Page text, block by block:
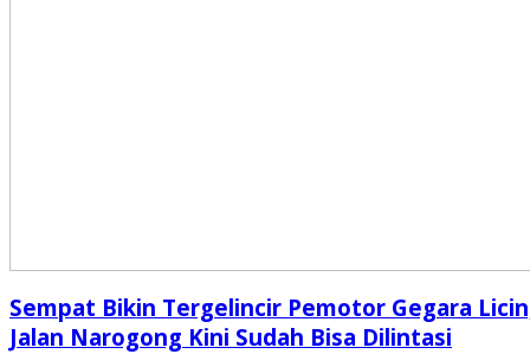
Sempat Bikin Tergelincir Pemotor Gegara
Jalan Narogong Kini Sudah Bisa Dilintasi